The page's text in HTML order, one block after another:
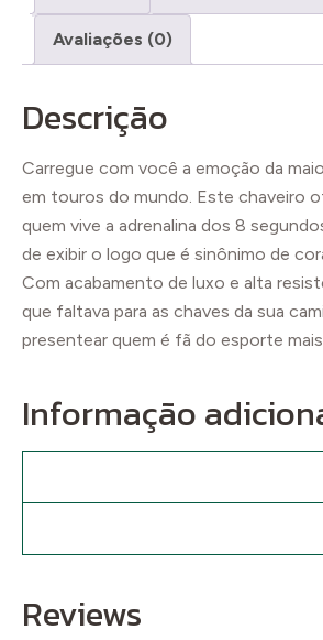
Avaliações (0)
Descrição
Carregue com você a emoção da
em touros do mundo. Este chaveiro
quem vive a adrenalina dos 8
de exibir o logo que é sinônimo de
Com acabamento de luxo e alta
que faltava para as chaves da sua
presentear quem é fã do esporte
Informação
Reviews